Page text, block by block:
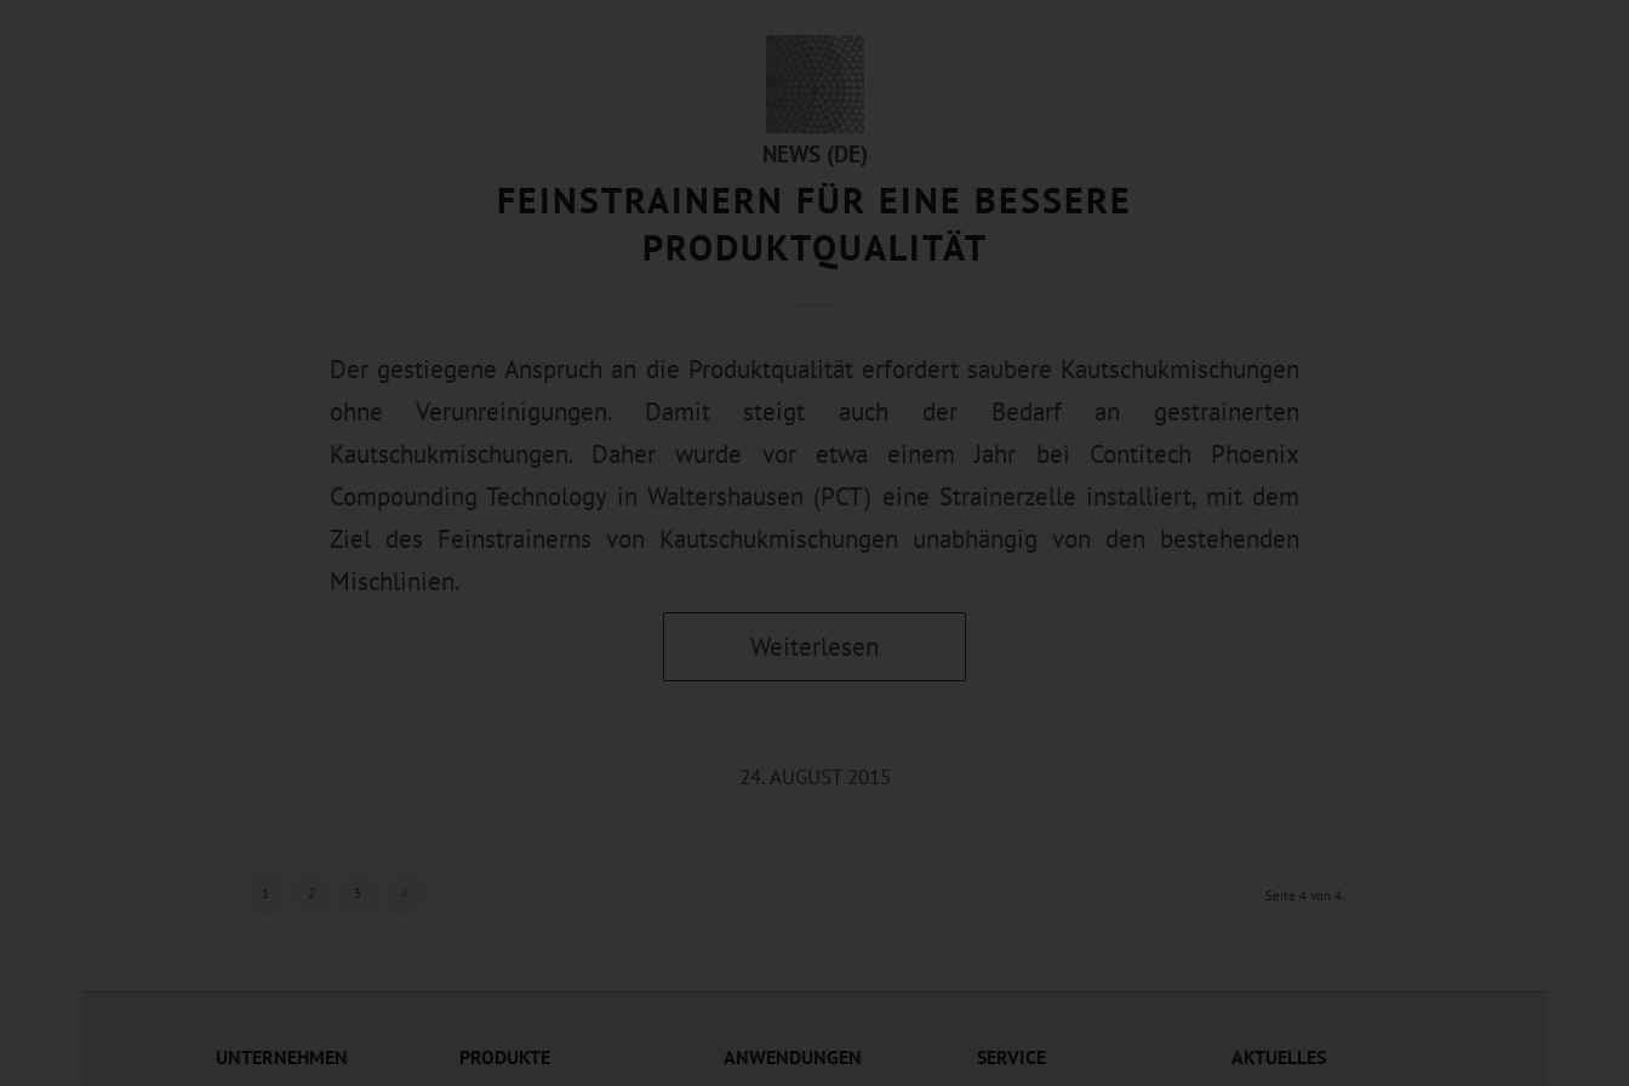
NEWS (DE)
FEINSTRAINERN FÜR EINE BESSERE
PRODUKTQUALITÄT
Der gestiegene Anspruch an die Produktqualität erfordert saubere Kautschukmischungen
ohne Verunreinigungen. Damit steigt auch der Bedarf an gestrainerten
Kautschukmischungen. Daher wurde vor etwa einem Jahr bei Contitech Phoenix
Compounding Technology in Waltershausen (PCT) eine Strainerzelle installiert, mit dem
Ziel des Feinstrainerns von Kautschukmischungen unabhängig von den bestehenden
Mischlinien.
Weiterlesen
24. AUGUST 2015
Seite 4 von 4
1 2 3 4
UNTERNEHMEN PRODUKTE ANWENDUNGEN SERVICE AKTUELLES